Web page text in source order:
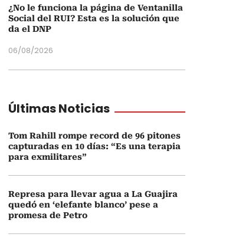
¿No le funciona la página de Ventanilla
Social del RUI? Esta es la solución que
da el DNP
06/08/2026
Últimas Noticias
Tom Rahill rompe record de 96 pitones
capturadas en 10 días: “Es una terapia
para exmilitares”
Represa para llevar agua a La Guajira
quedó en ‘elefante blanco’ pese a
promesa de Petro